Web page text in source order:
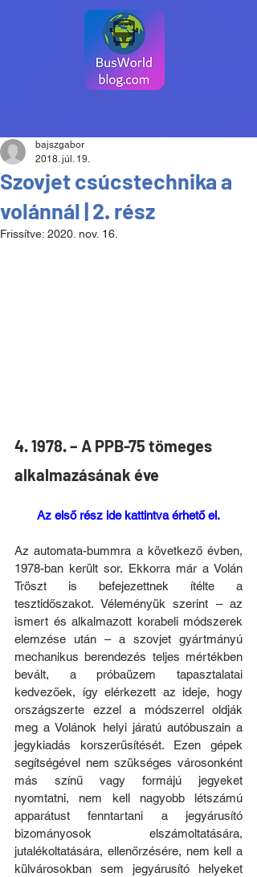
Szovjet csúcstechnika a
volánnál | 2. rész
bajszgabor
2018. júl. 19.
Frissítve: 2020. nov. 16.
4. 1978. – A PPB-75 tömeges
alkalmazásának éve
Az első rész ide kattintva érhető el.
Az automata-bummra a következő évben,
1978-ban került sor. Ekkorra már a Volán
Tröszt is befejezettnek ítélte a
tesztidőszakot. Véleményük szerint – az
ismert és alkalmazott korabeli módszerek
elemzése után – a szovjet gyártmányú
mechanikus berendezés teljes mértékben
bevált, a próbaüzem tapasztalatai
kedvezőek, így elérkezett az ideje, hogy
országszerte ezzel a módszerrel oldják
meg a Volánok helyi járatú autóbuszain a
jegykiadás korszerűsítését. Ezen gépek
segítségével nem szükséges városonként
más színű vagy formájú jegyeket
nyomtatni, nem kell nagyobb létszámú
apparátust fenntartani a jegyárusító
bizományosok elszámoltatására,
jutalékoltatására, ellenőrzésére, nem kell a
külvárosokban sem jegyárusító helyeket